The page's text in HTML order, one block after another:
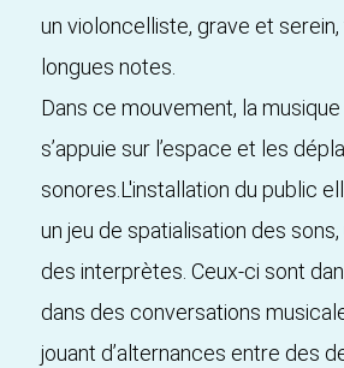
un violoncelliste, grave et
longues notes.
Dans ce mouvement, la
s’appuie sur l’espace et les
sonores.L'installation du public
un jeu de spatialisation des
des interprètes. Ceux-ci sont
dans des conversations
jouant d’alternances entre des